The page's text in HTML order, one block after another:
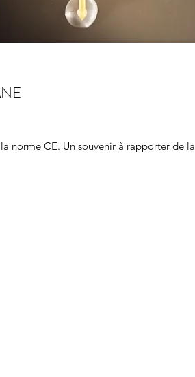
norme CE. Un souvenir à rapporter de la